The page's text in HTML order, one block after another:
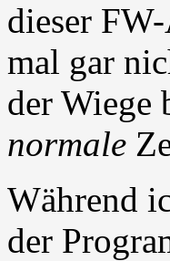
dieser
mal gar
der Wiege
normale
Während
der